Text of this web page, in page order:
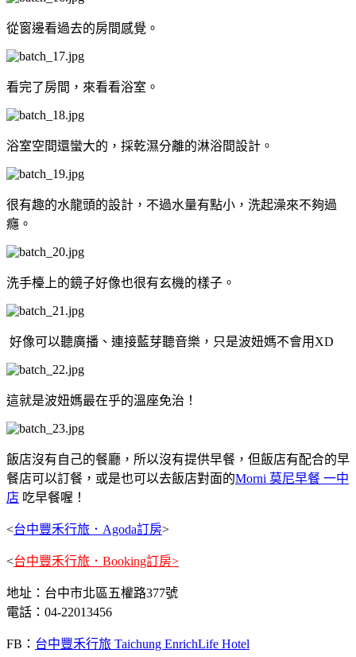
從窗邊看過去的房間感覺。
看完了房間，來看看浴室。
浴室空間還蠻大的，採乾濕分離的淋浴間設計。
很有趣的水龍頭的設計，不過水量有點小，洗起澡來不夠過
癮。
洗手檯上的鏡子好像也很有玄機的樣子。
好像可以聽廣播、連接藍芽聽音樂，只是波妞媽不會用XD
這就是波妞媽最在乎的溫座免治！
飯店沒有自己的餐廳，所以沒有提供早餐，但飯店有配合的早
餐店可以訂餐，或是也可以去飯店對面的Morni 莫尼早餐 一中
店 吃早餐喔！
<台中豐禾行旅．Agoda訂房>
<台中豐禾行旅．Booking訂房>
地址：台中市北區五權路377號
電話：04-22013456
FB： 台中豐禾行旅 Taichung EnrichLife Hotel